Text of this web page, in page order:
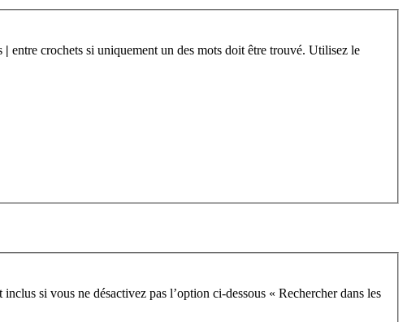
| entre crochets si uniquement un des mots doit être trouvé. Utilisez le
si vous ne désactivez pas l’option ci-dessous « Rechercher dans les